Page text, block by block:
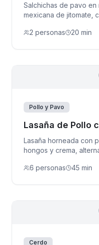
Salchichas de pavo en
mexicana de jitomate,
2 personas
20 min
Pollo y Pavo
Lasaña de Pollo
Lasaña horneada con
hongos y crema,
6 personas 45 min
Cerdo